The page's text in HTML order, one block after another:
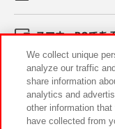
スマホ・PCであ
イベント・キャン
We collect unique
analyze our traffic
share information
analytics and
other information
have collected from